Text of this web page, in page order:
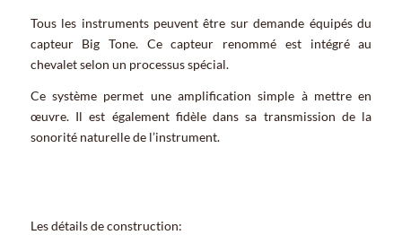
Tous les instruments peuvent être sur demande équipés du
capteur Big Tone. Ce capteur renommé est intégré au
chevalet selon un processus spécial.
Ce système permet une amplification simple à mettre en
œuvre. Il est également fidèle dans sa transmission de la
sonorité naturelle de l’instrument.
Les détails de construction: